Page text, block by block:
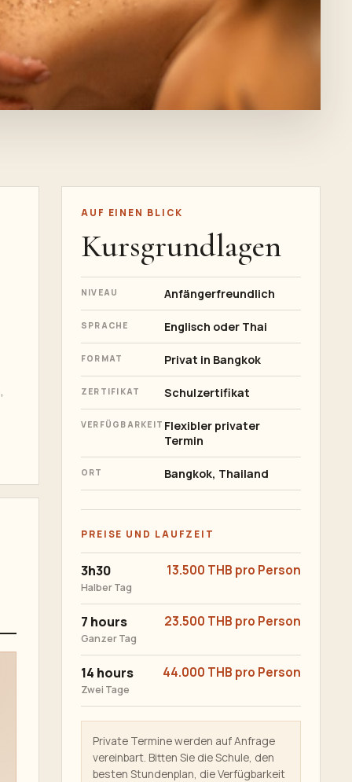
AUF EINEN BLICK
Kursgrundlagen
NIVEAU Anfängerfreundlich
SPRACHE Englisch oder Thai
FORMAT Privat in Bangkok
ZERTIFIKAT Schulzertifikat
VERFÜGBARKEIT Flexibler privater
Termin
ORT Bangkok, Thailand
PREISE UND LAUFZEIT
3h30
Halber Tag
13.500 THB pro Person
7 hours
Ganzer Tag
23.500 THB pro Person
14 hours
Zwei Tage
44.000 THB pro Person
Private Termine werden auf Anfrage
vereinbart. Bitten Sie die Schule, den
besten Stundenplan, die Verfügbarkeit